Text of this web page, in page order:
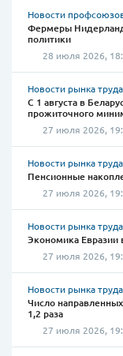
Новости
Фермеры
политики
28 июля 2026,
Новости рынка
С 1 августа в
прожиточного
27 июля 2026,
Новости рынка
Пенсионные
27 июля 2026,
Новости рынка
Экономика Евразии
27 июля 2026,
Новости рынка
Число
1,2 раза
27 июля 2026,